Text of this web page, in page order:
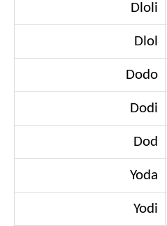
Dloli
Dlol
Dodo
Dodi
Dod
Yoda
Yodi